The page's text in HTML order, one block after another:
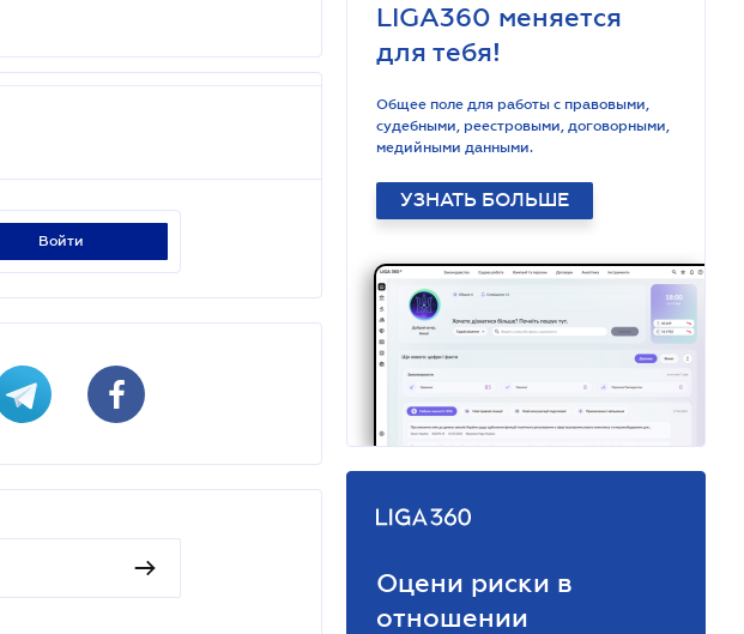
войти
LIGA360 меняется
для тебя!
Общее поле для работы с правовыми,
судебными, реестровыми, договорными,
медийными данными.
УЗНАТЬ БОЛЬШЕ
Оцени риски в
отношении